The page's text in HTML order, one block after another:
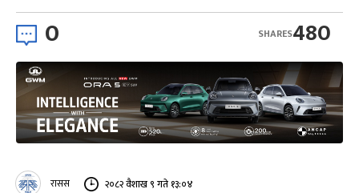
0 480
SHARES
रासस २०८२ वैशाख ९ गते १३:०४